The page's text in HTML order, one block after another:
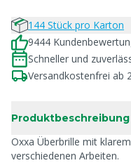
144 Stück pro Karton
9444
Schneller und
Versandkostenfrei ab
Produktbeschreibung
Oxxa Überbrille mit
verschiedenen Arbeiten.